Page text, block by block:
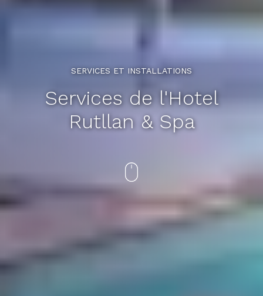
SERVICES ET INSTALLATIONS
Services de l'Hotel
Rutllan & Spa